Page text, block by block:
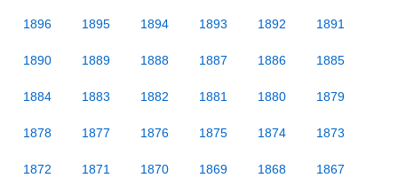
1896 1895 1894 1893 1892 1891
1890 1889 1888 1887 1886 1885
1884 1883 1882 1881 1880 1879
1878 1877 1876 1875 1874 1873
1872 1871 1870 1869 1868 1867